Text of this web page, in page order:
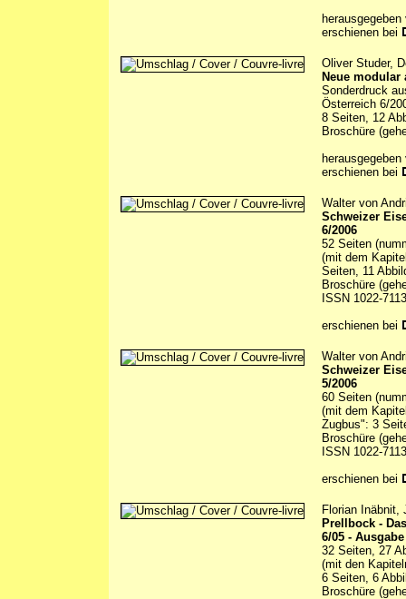
erschienen bei
Oliver Studer,
Neue
Sonderdruck
Österreich 6/
8 Seiten, 12
Broschüre
erschienen bei
Walter von
Schweizer
6/2006
52 Seiten
(mit dem
Seiten, 11
Broschüre
ISSN 1022-7113
erschienen bei
Walter von
Schweizer
5/2006
60 Seiten
(mit dem
Zugbus": 3
Broschüre
ISSN 1022-7113
erschienen bei
Florian Inäbnit,
Prellbock -
6/05 - Ausgabe
32 Seiten, 27
(mit den
6 Seiten, 6
Broschüre